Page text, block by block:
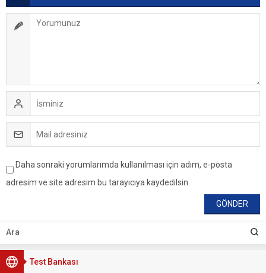
Test Bankası
Daha sonraki yorumlarımda kullanılması için adım, e-posta
adresim ve site adresim bu tarayıcıya kaydedilsin.